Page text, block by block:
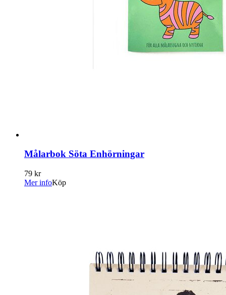
Målarbok Söta Enhörningar
79 kr
Mer infoKöp